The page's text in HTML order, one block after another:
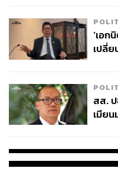
‘เอก
เปลี่
สส.
เมียน